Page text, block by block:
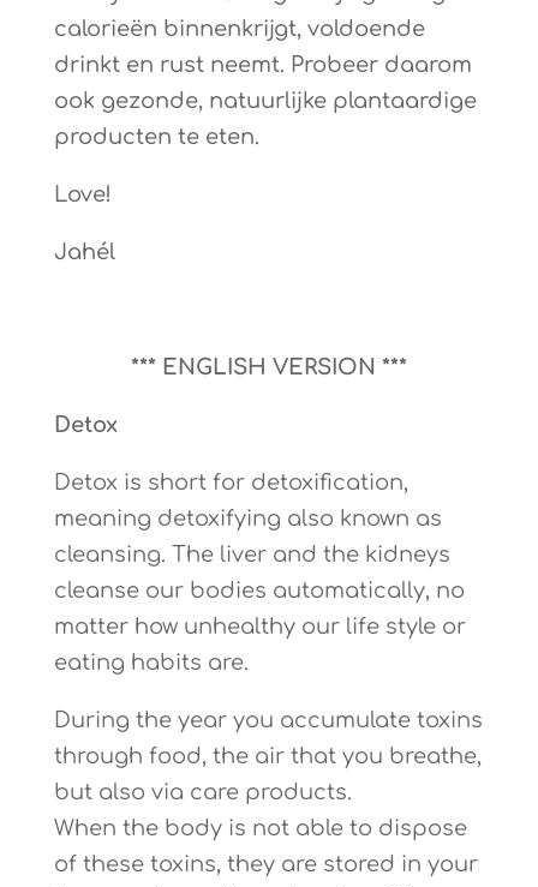
calorieën binnenkrijgt, voldoende
drinkt en rust neemt. Probeer daarom
ook gezonde, natuurlijke plantaardige
producten te eten.
Love!
Jahél
*** ENGLISH VERSION ***
Detox
Detox is short for detoxification,
meaning detoxifying also known as
cleansing. The liver and the kidneys
cleanse our bodies automatically, no
matter how unhealthy our life style or
eating habits are.
During the year you accumulate toxins
through food, the air that you breathe,
but also via care products.
When the body is not able to dispose
of these toxins, they are stored in your